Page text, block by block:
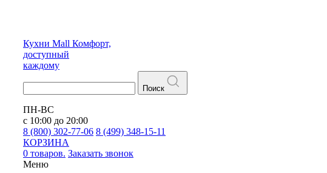
Кухни Mall Комфорт,
доступный
каждому
Поиск
ПН-ВС
с 10:00 до 20:00
8 (800) 302-77-06 8 (499) 348-15-11
КОРЗИНА
0 товаров. Заказать звонок
Меню